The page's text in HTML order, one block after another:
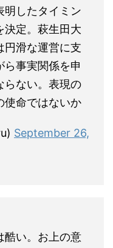
明したタイミン
決定。萩生田大
円滑な運営に支
ら事実関係を申
らない。表現の
使命ではないか
September 26,
酷い。お上の意